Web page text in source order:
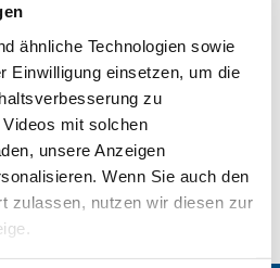
ähnliche Technologien sowie
Einwilligung einsetzen, um die
zu
mit solchen
unsere Anzeigen
Wenn Sie auch den
zulassen, nutzen wir diesen zur
Kassel